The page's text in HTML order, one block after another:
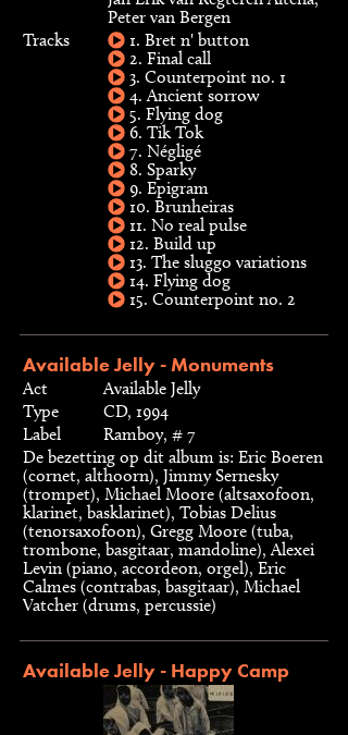
Peter van Bergen
Tracks
1. Bret n' button
2. Final call
3. Counterpoint no. 1
4. Ancient sorrow
5. Flying dog
6. Tik Tok
7. Négligé
8. Sparky
9. Epigram
10. Brunheiras
11. No real pulse
12. Build up
13. The sluggo variations
14. Flying dog
15. Counterpoint no. 2
Available Jelly - Monuments
Act
Available Jelly
Type
CD, 1994
Label
Ramboy, # 7
De bezetting op dit album is: Eric Boeren
(cornet, althoorn), Jimmy Sernesky
(trompet), Michael Moore (altsaxofoon,
klarinet, basklarinet), Tobias Delius
(tenorsaxofoon), Gregg Moore (tuba,
trombone, basgitaar, mandoline), Alexei
Levin (piano, accordeon, orgel), Eric
Calmes (contrabas, basgitaar), Michael
Vatcher (drums, percussie)
Available Jelly - Happy Camp